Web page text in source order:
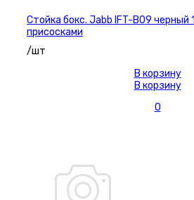
Стойка бокс. Jabb IFT-B09 черный
присосками
/шт
В корзину
В корзину
0